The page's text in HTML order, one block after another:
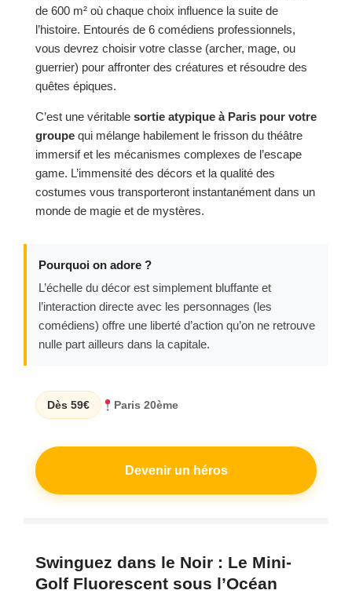
de 600 m² où chaque choix influence la suite de
l’histoire. Entourés de 6 comédiens professionnels,
vous devrez choisir votre classe (archer, mage, ou
guerrier) pour affronter des créatures et résoudre des
quêtes épiques.
C’est une véritable sortie atypique à Paris pour votre
groupe qui mélange habilement le frisson du théâtre
immersif et les mécanismes complexes de l’escape
game. L’immensité des décors et la qualité des
costumes vous transporteront instantanément dans un
monde de magie et de mystères.
Pourquoi on adore ?
L’échelle du décor est simplement bluffante et
l’interaction directe avec les personnages (les
comédiens) offre une liberté d’action qu’on ne retrouve
nulle part ailleurs dans la capitale.
Dès 59€ Paris 20ème
Devenir un héros
Swinguez dans le Noir : Le Mini-
Golf Fluorescent sous l’Océan